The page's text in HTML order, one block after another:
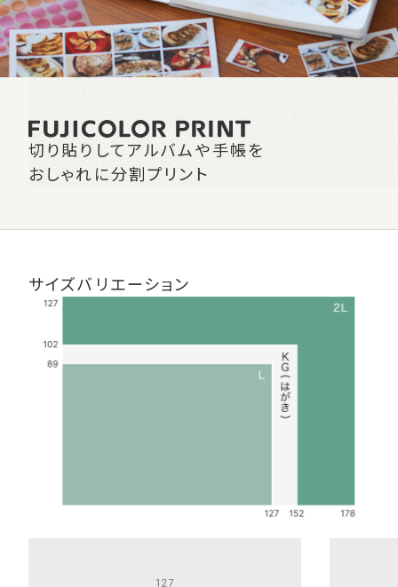
切り貼りしてアルバムや手帳を
おしゃれに分割プリント
サイズバリエーション